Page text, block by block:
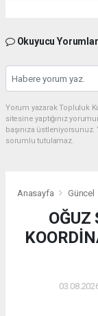
Okuyucu
Yorum yazarak Topluluk
sitesine yaptığınız
başınıza
sorumlu tutulamaz.
Anasayfa Güncel
OĞUZ